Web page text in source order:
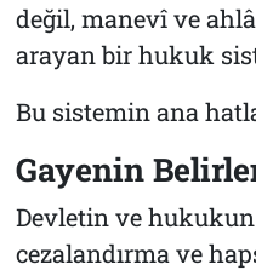
değil, manevî ve
arayan bir hukuk
Bu sistemin ana
Gayenin
Devletin ve
cezalandırma ve